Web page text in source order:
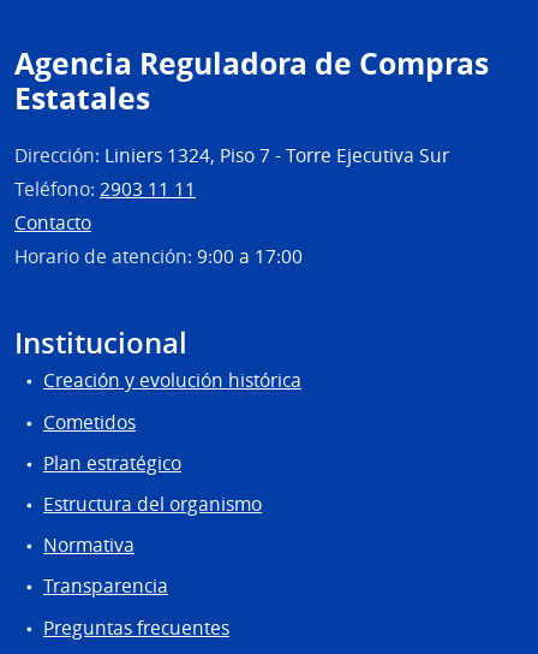
Agencia Reguladora de Compras
Estatales
Dirección: Liniers 1324, Piso 7 - Torre Ejecutiva Sur
Teléfono: 2903 11 11
Contacto
Horario de atención: 9:00 a 17:00
Institucional
Creación y evolución histórica
Cometidos
Plan estratégico
Estructura del organismo
Normativa
Transparencia
Preguntas frecuentes